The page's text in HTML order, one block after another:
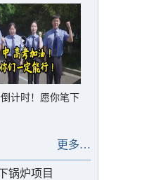
计时！愿你笔下
更多…
锅炉项目